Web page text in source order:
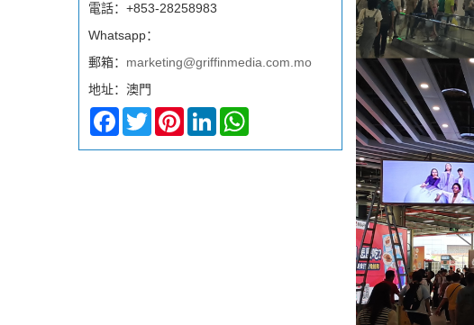
電話：+853-28258983
Whatsapp：
郵箱： marketing@griffinmedia.com.mo
地址：澳門
Facebook
TwitterPinterestLinkedIn